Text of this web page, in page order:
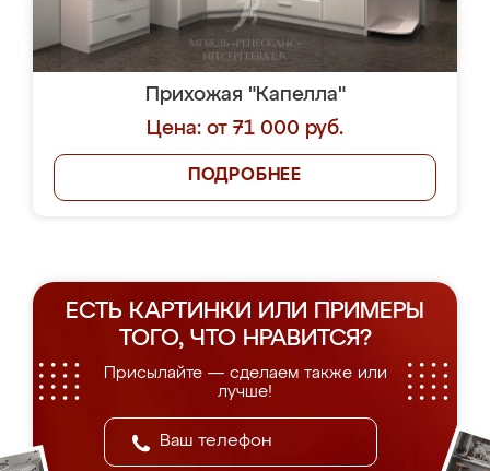
Прихожая "Капелла"
Цена: от 71 000 руб.
ПОДРОБНЕЕ
ЕСТЬ КАРТИНКИ ИЛИ ПРИМЕРЫ
ТОГО, ЧТО НРАВИТСЯ?
Присылайте — сделаем также или
лучше!